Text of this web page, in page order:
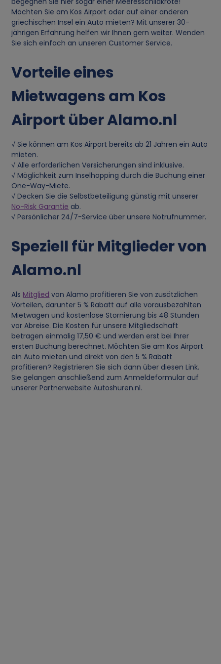
Möchten Sie am Kos Airport oder auf einer anderen
griechischen Insel ein Auto mieten? Mit unserer 30-
jährigen Erfahrung helfen wir Ihnen gern weiter. Wenden
Sie sich einfach an unseren Customer Service.
Vorteile eines
Mietwagens am Kos
Airport über Alamo.nl
√ Sie können am Kos Airport bereits ab 21 Jahren ein Auto
mieten.
√ Alle erforderlichen Versicherungen sind inklusive.
√ Möglichkeit zum Inselhopping durch die Buchung einer
One-Way-Miete.
√ Decken Sie die Selbstbeteiligung günstig mit unserer
No-Risk Garantie ab.
√ Persönlicher 24/7-Service über unsere Notrufnummer.
Speziell für Mitglieder von
Alamo.nl
Als Mitglied von Alamo profitieren Sie von zusätzlichen
Vorteilen, darunter 5 % Rabatt auf alle vorausbezahlten
Mietwagen und kostenlose Stornierung bis 48 Stunden
vor Abreise. Die Kosten für unsere Mitgliedschaft
betragen einmalig 17,50 € und werden erst bei Ihrer
ersten Buchung berechnet. Möchten Sie am Kos Airport
ein Auto mieten und direkt von den 5 % Rabatt
profitieren? Registrieren Sie sich dann über diesen Link.
Sie gelangen anschließend zum Anmeldeformular auf
unserer Partnerwebsite Autoshuren.nl.
e
n
d
u
n
g
v
o
n
p
e
s
o
n
e